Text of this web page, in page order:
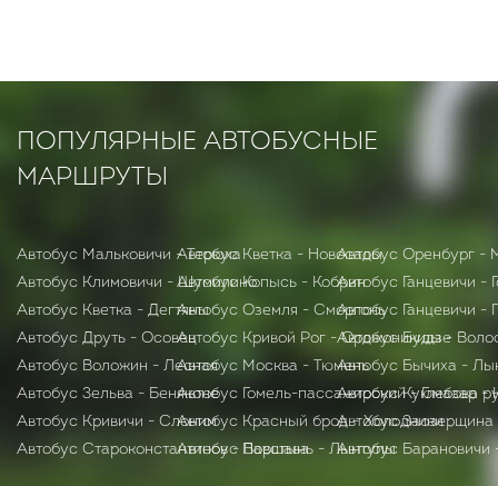
ПОПУЛЯРНЫЕ АВТОБУСНЫЕ
МАРШРУТЫ
Автобус Мальковичи - Терюха
Автобус Климовичи - Шумилино
Автобус Кветка - Дегтяны
Автобус Друть - Осовец
Автобус Воложин - Лесная
Автобус Зельва - Беняконе
Автобус Кривичи - Слоним
Автобус Староконстантинов - Варшава
Автобус Кветка - Новосады
Автобус Копысь - Кобрин
Автобус Оземля - Сморгонь
Автобус Кривой Рог - Орджоникидзе
Автобус Москва - Тюмень
Автобус Гомель-пассажирский - Глебова
Автобус Красный брод - Холодники
Автобус Повстынь - Лынтупы
Автобус Оренбург -
Автобус Ганцевичи -
Автобус Ганцевичи -
Автобус Буды -
Автобус Бычиха -
Автобус Куюмазар -
Автобус
Автобус Барановичи